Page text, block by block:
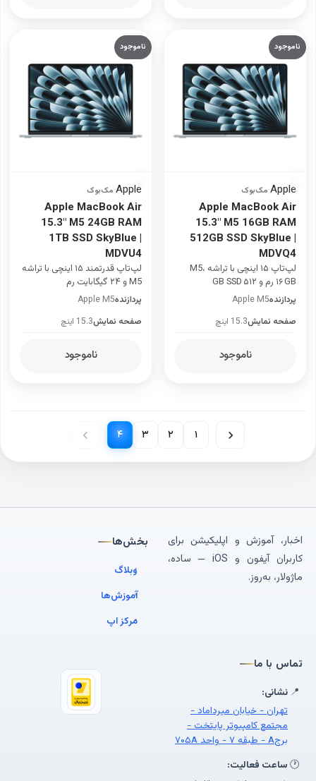
ناموجود
Apple
·مک‌بوک
Apple MacBook Air
15.3" M5 24GB RAM
1TB SSD SkyBlue |
MDVU4
لپ‌تاپ قدرتمند ۱۵ اینچی با تراشه
M5 و ۲۴ گیگابایت رم
پردازندهApple M5
صفحه نمایش15.3 اینچ
ناموجود
ناموجود
Apple
·مک‌بوک
Apple MacBook Air
15.3" M5 16GB RAM
512GB SSD SkyBlue |
MDVQ4
لپ‌تاپ ۱۵ اینچی با تراشه M5،
۱۶ GB رم و ۵۱۲ GB SSD
پردازندهApple M5
صفحه نمایش15.3 اینچ
ناموجود
۱ ۲ ۳ ۴
اخبار، آموزش و اپلیکیشن برای
کاربران آیفون و iOS — ساده،
ماژولار، به‌روز.
بخش‌ها
وبلاگ
آموزش‌ها
مرکز اپ
تماس با ما
📍 نشانی:
تهران - خیابان میرداماد -
مجتمع کامپیوتر پایتخت -
برجA - طبقه ۷ - واحد ۷۰۵A
🕐 ساعت فعالیت: